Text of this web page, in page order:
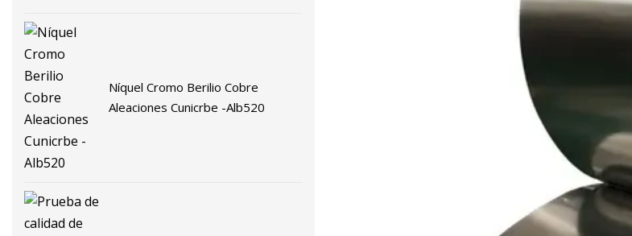
Níquel Cromo Berilio Cobre
Aleaciones Cunicrbe -Alb520